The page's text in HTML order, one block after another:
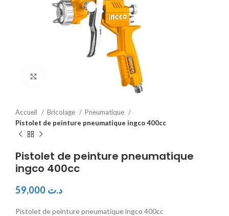
Accueil Bricolage
Pneumatique
Pistolet de peinture pneumatique ingco 400cc
Pistolet de peinture pneumatique
ingco 400cc
د.ت
Pistolet de peinture pneumatique ingco 400cc